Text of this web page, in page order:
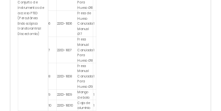
Conjunto de
instrumentos de
acceso PTED
(Percutánea
Endoscópica
transforaminal
Discectomía)
Para
Hueso Ø6
6 2200-1806
Fresa de
Hueso
Canulada
Manual
Ø7
1
7 2200-1807
Fresa
Manual
Canulada
Para
Hueso Ø8
1
8 2200-1808
Fresa
Manual
Canulada
Para
Hueso Ø9
1
9 2200-1809
Mango
de bola
1
10 2200-18010
Caja de
aluminio
1